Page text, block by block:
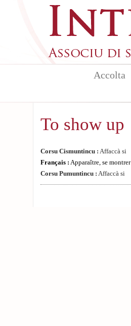
Accolta
To show up
Corsu Cismuntincu : Affaccà si
Français : Apparaître, se montrer
Corsu Pumuntincu : Affaccà si